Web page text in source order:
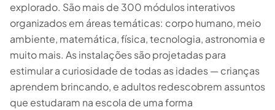
explorado. São mais de 300 módulos interativos
organizados em áreas temáticas: corpo humano, meio
ambiente, matemática, física, tecnologia, astronomia e
muito mais. As instalações são projetadas para
estimular a curiosidade de todas as idades — crianças
aprendem brincando, e adultos redescobrem assuntos
que estudaram na escola de uma forma